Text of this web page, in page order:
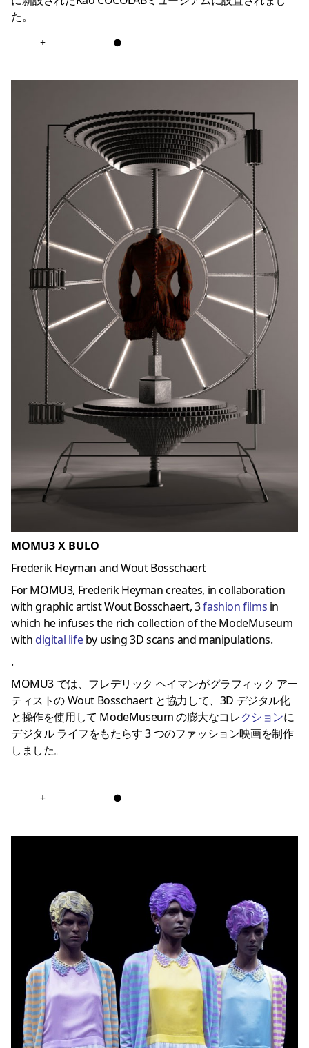
た。
+ ●
MOMU3 X BULO
Frederik Heyman and Wout Bosschaert
For MOMU3, Frederik Heyman creates, in collaboration
with graphic artist Wout Bosschaert, 3fashion films in
which he infuses the rich collection of the ModeMuseum
with digital lifeby using 3D scans and manipulations.
.
MOMU3 では、フレデリック ヘイマンがグラフィック アー
ティストの Wout Bosschaert と協力して、3D デジタル化
と操作を使用して ModeMuseum の膨大なコレクションに
デジタル ライフをもたらす 3 つのファッション映画を制作
しました。
+ ●